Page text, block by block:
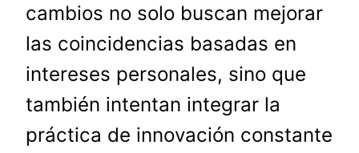
cambios no solo buscan mejorar
las coincidencias basadas en
intereses personales, sino que
también intentan integrar la
práctica de innovación constante